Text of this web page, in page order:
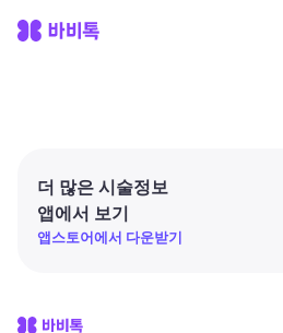
더 많은 시술정보
앱에서 보기
앱스토어에서 다운받기